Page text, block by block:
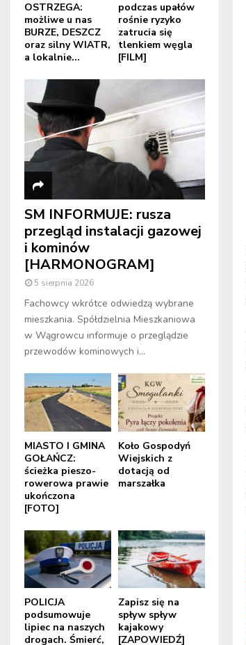
OSTRZEGA:
możliwe u nas
BURZE, DESZCZ
oraz silny WIATR,
a lokalnie...
podczas upałów
rośnie ryzyko
zatrucia się
tlenkiem węgla
[FILM]
SM INFORMUJE: rusza
przegląd instalacji gazowej
i kominów
[HARMONOGRAM]
5 sierpnia 2026
Fachowcy wkrótce odwiedzą wybrane
mieszkania. Spółdzielnia Mieszkaniowa
w Wągrowcu informuje o przeglądzie
przewodów kominowych i...
MIASTO I GMINA
GOŁAŃCZ:
ścieżka pieszo-
rowerowa prawie
ukończona
[FOTO]
Koło Gospodyń
Wiejskich z
dotacją od
marszałka
POLICJA
podsumowuje
lipiec na naszych
drogach. Śmierć,
Zapisz się na
spływ spływ
kajakowy
[ZAPOWIEDŹ]